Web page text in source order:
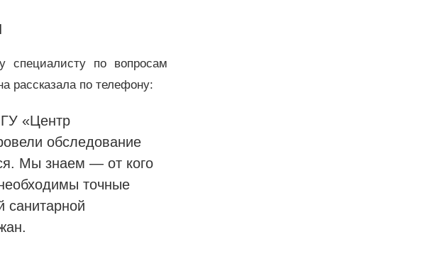
специалисту по вопросам
рассказала по телефону:
У «Центр
обследование
Мы знаем — от кого
точные
санитарной